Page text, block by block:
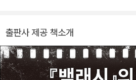
에 올랐다. 1999년에 초판이 출간된 두 번
적인 남성성의 붕괴와 이로써 미국 남성
로, 현대 미국 사회에 등장한 ‘성난 백인
대한 르포르타주다. 집요한 취재와 통찰,
출판사 제공 책소개